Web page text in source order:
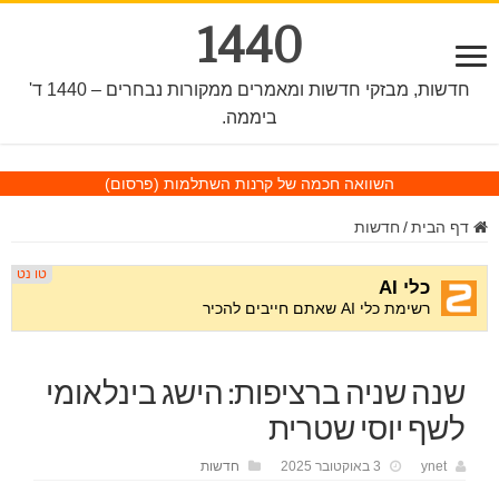
1440
חדשות, מבזקי חדשות ומאמרים ממקורות נבחרים – 1440 ד'
ביממה.
השוואה חכמה של קרנות השתלמות (פרסום)
דף הבית / חדשות
שנה שניה ברציפות: הישג בינלאומי
לשף יוסי שטרית
ynet 3 באוקטובר 2025 חדשות